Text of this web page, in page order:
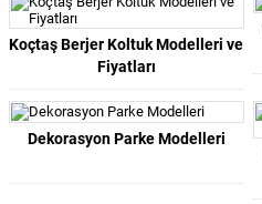
Koçtaş Berjer Koltuk Modelleri ve
Fiyatları
Dekorasyon Parke Modelleri